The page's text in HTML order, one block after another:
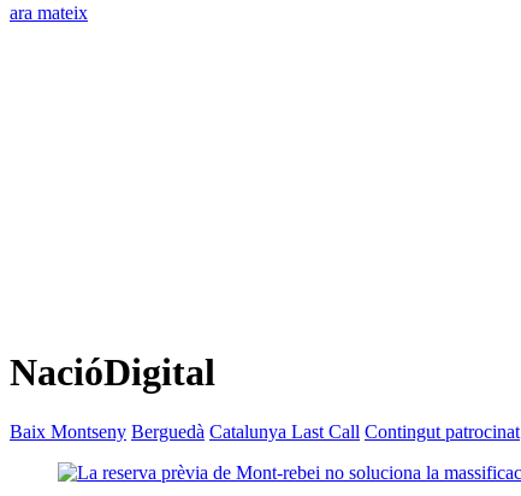
ara mateix
NacióDigital
Baix Montseny Berguedà Catalunya Last Call Contingut patrocinat